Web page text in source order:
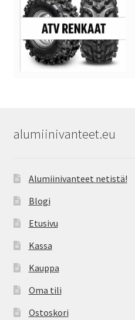
alumiinivanteet.eu
Alumiinivanteet netistä!
Blogi
Etusivu
Kassa
Kauppa
Oma tili
Ostoskori